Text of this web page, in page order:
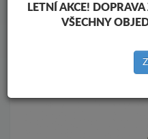
Zpět
LETNÍ AKCE!
VŠECHNY